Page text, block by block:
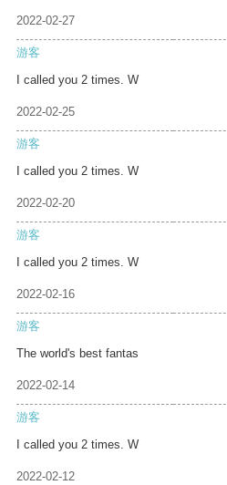
2022-02-27
游客
I called you 2 times. W
2022-02-25
游客
I called you 2 times. W
2022-02-20
游客
I called you 2 times. W
2022-02-16
游客
The world's best fantas
2022-02-14
游客
I called you 2 times. W
2022-02-12